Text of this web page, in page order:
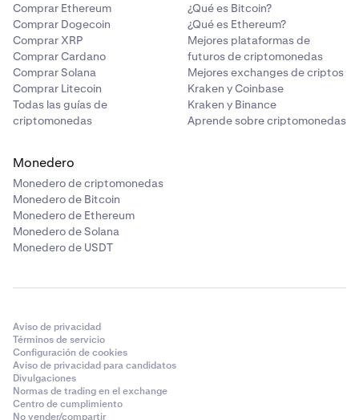
Comprar Ethereum
Comprar Dogecoin
Comprar XRP
Comprar Cardano
Comprar Solana
Comprar Litecoin
Todas las guías de
criptomonedas
¿Qué es Bitcoin?
¿Qué es Ethereum?
Mejores plataformas de
futuros de criptomonedas
Mejores exchanges de criptos
Kraken y Coinbase
Kraken y Binance
Aprende sobre criptomonedas
Monedero
Monedero de criptomonedas
Monedero de Bitcoin
Monedero de Ethereum
Monedero de Solana
Monedero de USDT
Aviso de privacidad
Términos de servicio
Configuración de cookies
Aviso de privacidad para candidatos
Divulgaciones
Normas de trading en el exchange
Centro de cumplimiento
No vender/compartir